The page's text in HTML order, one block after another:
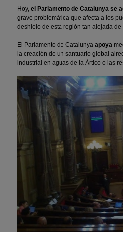
Hoy, el Parlamento de Catalunya se
grave problemática que afecta a los
deshielo de esta región tan alejada
El Parlamento de Catalunya apoya
la creación de un santuario global
industrial en aguas de la Ártico o las